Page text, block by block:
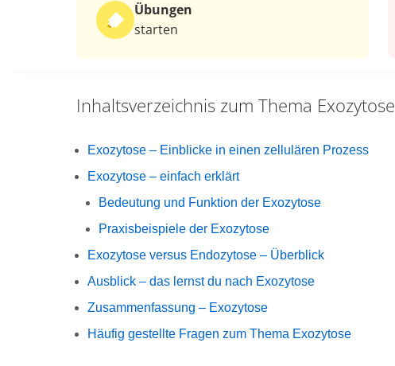
Übungen
starten
Inhaltsverzeichnis zum Thema Exozytose
Exozytose – Einblicke in einen zellulären Prozess
Exozytose – einfach erklärt
Bedeutung und Funktion der Exozytose
Praxisbeispiele der Exozytose
Exozytose versus Endozytose – Überblick
Ausblick – das lernst du nach Exozytose
Zusammenfassung – Exozytose
Häufig gestellte Fragen zum Thema Exozytose